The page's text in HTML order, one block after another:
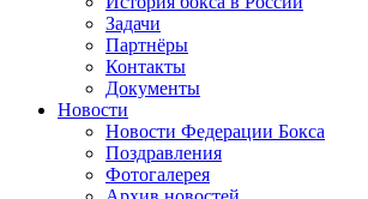
Задачи
Партнёры
Контакты
Документы
Новости
Новости Федерации Бокса
Поздравления
Фотогалерея